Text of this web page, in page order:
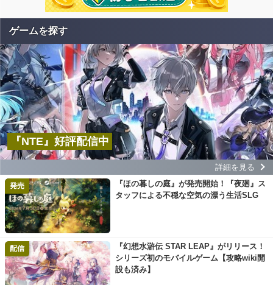
ゲームを探す
『NTE』好評配信中
詳細を見る
発売
『ほの暮しの庭』が発売開始！『夜廻』ス
タッフによる不穏な空気の漂う生活SLG
配信
『幻想水滸伝 STAR LEAP』がリリース！
シリーズ初のモバイルゲーム【攻略wiki開
設も済み】